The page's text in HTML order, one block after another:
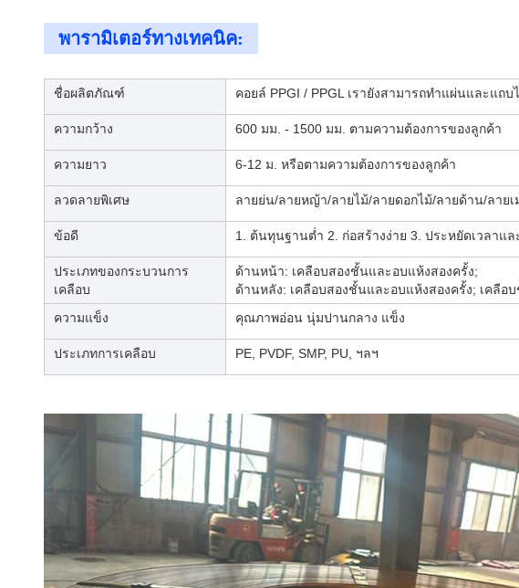
พารามิเตอร์ทางเทคนิค:
ชื่อผลิตภัณฑ์ คอยล์ PPGI / PPGL เรายังสามารถทำแผ่นและแถบ
ความกว้าง 600 มม. - 1500 มม. ตามความต้องการของลูกค้า
ความยาว 6-12 ม. หรือตามความต้องการของลูกค้า
ลวดลายพิเศษ ลายย่น/ลายหญ้า/ลายไม้/ลายดอกไม้/ลายด้าน/ลาย
ข้อดี 1. ต้นทุนฐานต่ำ 2. ก่อสร้างง่าย 3. ประหยัดเวลาแล
ประเภทของกระบวนการ
เคลือบ
ด้านหน้า: เคลือบสองชั้นและอบแห้งสองครั้ง;
ด้านหลัง: เคลือบสองชั้นและอบแห้งสองครั้ง; เคลือ
ความแข็ง
คุณภาพอ่อน นุ่มปานกลาง แข็ง
ประเภทการเคลือบ PE, PVDF, SMP, PU, ฯลฯ